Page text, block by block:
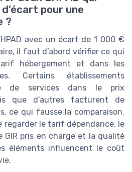
pour une
?
avec un écart de 1 000 €
il faut d’abord vérifier ce qui
hébergement et dans les
Certains établissements
de services dans le prix
que d’autres facturent de
ce qui fausse la comparaison.
regarder le tarif dépendance, le
GIR pris en charge et la qualité
éléments influencent le coût